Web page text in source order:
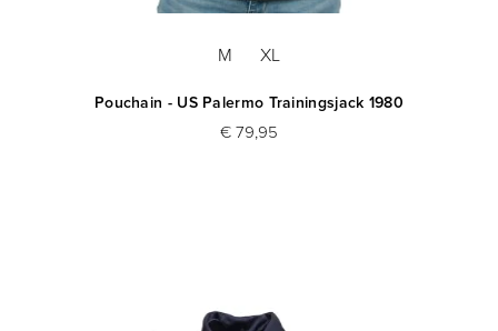
M XL
Pouchain - US Palermo Trainingsjack 1980
€ 79,95